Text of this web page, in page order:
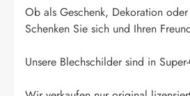
Ob als Geschenk, Dekoration
Schenken Sie sich und Ihren
Unsere Blechschilder sind in